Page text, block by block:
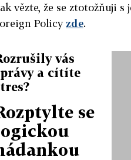
vězte, že se ztotožňuji
Policy zde.
vás
a cítíte
se